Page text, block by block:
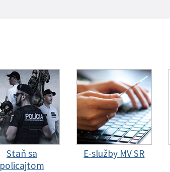
Staň sa
policajtom
E-služby MV SR